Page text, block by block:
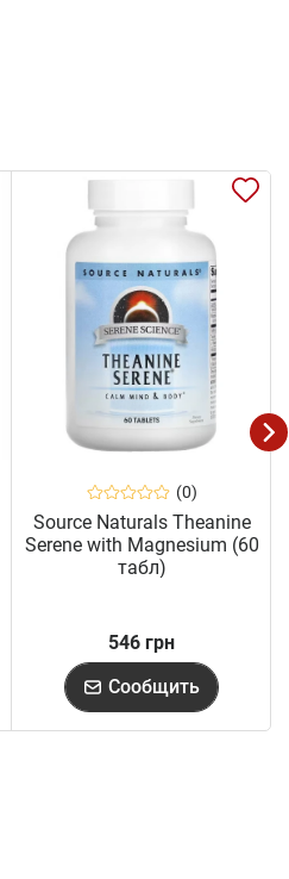
(0)
Source Naturals Theanine
Serene with Magnesium (60
табл)
546 грн
Сообщить